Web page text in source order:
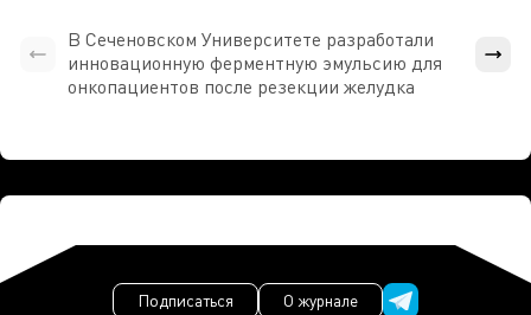
В Сеченовском Университете разработали
инновационную ферментную эмульсию для
онкопациентов после резекции желудка
Подписаться О журнале